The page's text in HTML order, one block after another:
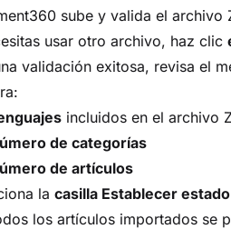
sube y valida el archivo
usar otro archivo, haz clic
validación exitosa, revisa el
incluidos en el archivo
de categorías
de artículos
la casilla Establecer
los artículos importados se